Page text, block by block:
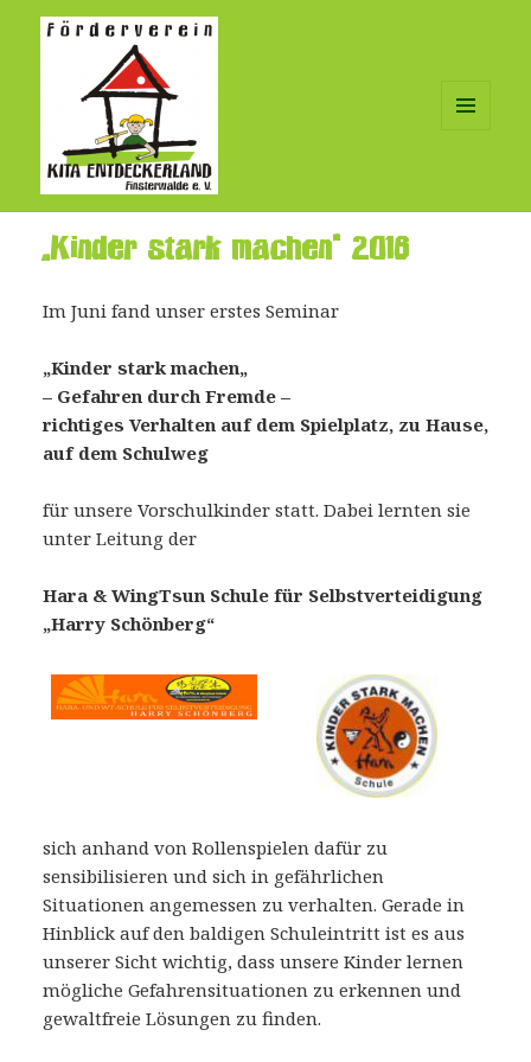
„Kinder stark machen“ 2016
Im Juni fand unser erstes Seminar
„Kinder stark machen„
– Gefahren durch Fremde –
richtiges Verhalten auf dem Spielplatz, zu Hause,
auf dem Schulweg
für unsere Vorschulkinder statt. Dabei lernten sie
unter Leitung der
Hara & WingTsun Schule für Selbstverteidigung
„Harry Schönberg“
sich anhand von Rollenspielen dafür zu
sensibilisieren und sich in gefährlichen
Situationen angemessen zu verhalten. Gerade in
Hinblick auf den baldigen Schuleintritt ist es aus
unserer Sicht wichtig, dass unsere Kinder lernen
mögliche Gefahrensituationen zu erkennen und
gewaltfreie Lösungen zu finden.